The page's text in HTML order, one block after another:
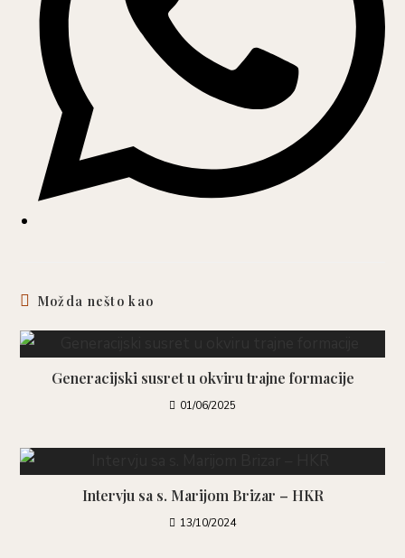
Možda nešto kao
Generacijski susret u okviru trajne formacije
01/06/2025
Intervju sa s. Marijom Brizar – HKR
13/10/2024